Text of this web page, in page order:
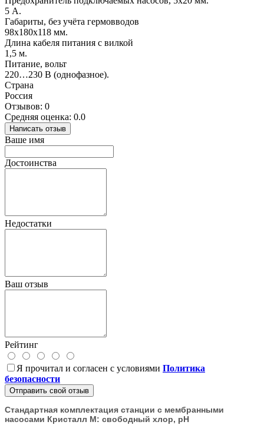
5 А.
Габариты, без учёта гермовводов
98х180х118 мм.
Длина кабеля питания с вилкой
1,5 м.
Питание, вольт
220…230 В (однофазное).
Страна
Россия
Отзывов: 0
Средняя оценка: 0.0
Написать отзыв
Ваше имя
Достоинства
Недостатки
Ваш отзыв
Рейтинг
Я прочитал и согласен с условиями Политика
безопасности
Отправить свой отзыв
Стандартная комплектация станции с мембранными
насосами Кристалл М: свободный хлор, рН